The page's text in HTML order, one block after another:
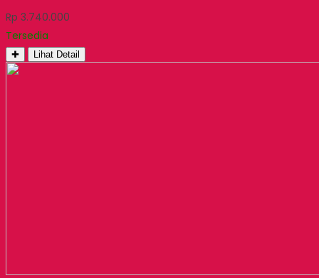
Rp 3.740.000
Tersedia
✚ Lihat Detail